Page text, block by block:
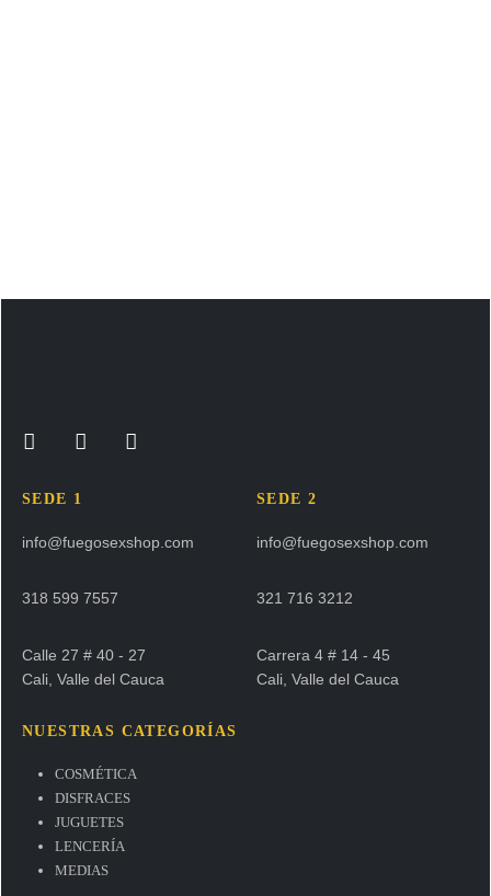
SEDE 1
info@fuegosexshop.com
318 599 7557
Calle 27 # 40 - 27
Cali, Valle del Cauca
SEDE 2
info@fuegosexshop.com
321 716 3212
Carrera 4 # 14 - 45
Cali, Valle del Cauca
NUESTRAS CATEGORÍAS
COSMÉTICA
DISFRACES
JUGUETES
LENCERÍA
MEDIAS